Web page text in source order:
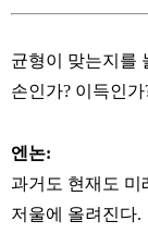
균형이 맞는지를
손인가? 이득인
엔논:
과거도 현재도 미
저울에 올려진다.